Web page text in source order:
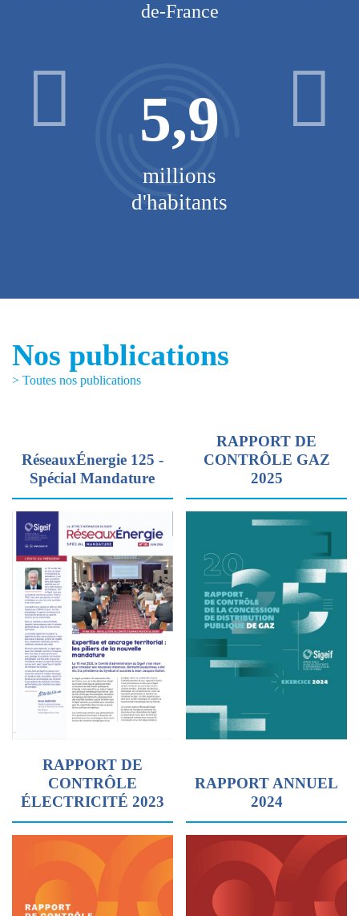
de-France
5,9
millions
d'habitants
Nos publications
> Toutes nos publications
RéseauxÉnergie 125 -
Spécial Mandature
RAPPORT DE
CONTRÔLE GAZ
2025
RAPPORT DE
CONTRÔLE
ÉLECTRICITÉ 2023
RAPPORT ANNUEL
2024